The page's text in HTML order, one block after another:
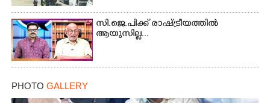
സി.ജെ.പിക്ക് രാഷ്ട്രീയത്തിൽ
ആയുസില്ല...
PHOTO GALLERY